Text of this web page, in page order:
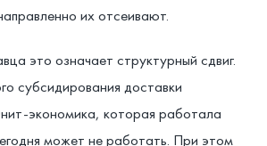
их отсеивают.
это означает структурный сдвиг.
субсидирования доставки
экономика, которая работала
может не работать. При этом